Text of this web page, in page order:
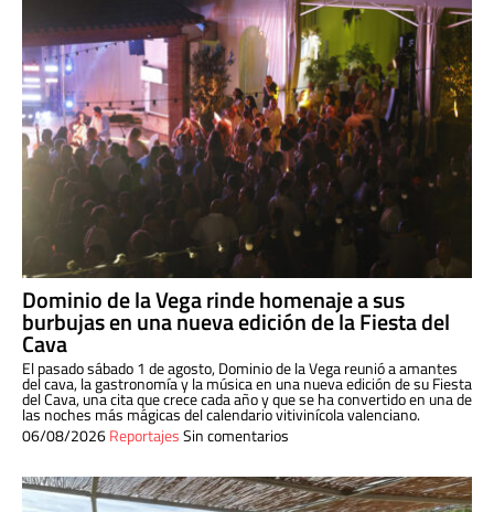
Dominio de la Vega rinde homenaje a sus
burbujas en una nueva edición de la Fiesta del
Cava
El pasado sábado 1 de agosto, Dominio de la Vega reunió a amantes
del cava, la gastronomía y la música en una nueva edición de su Fiesta
del Cava, una cita que crece cada año y que se ha convertido en una de
las noches más mágicas del calendario vitivinícola valenciano.
06/08/2026ReportajesSin comentarios